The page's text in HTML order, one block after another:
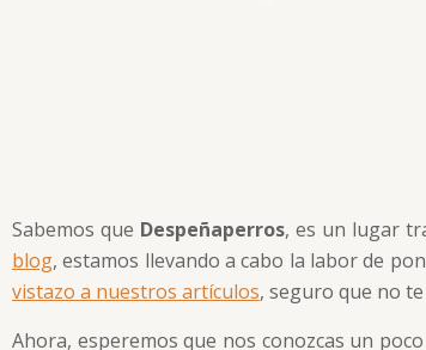
Sabemos que Despeñaperros, es un lugar
blog, estamos llevando a cabo la labor de
vistazo a nuestros artículos, seguro que no
Ahora, esperemos que nos conozcas un